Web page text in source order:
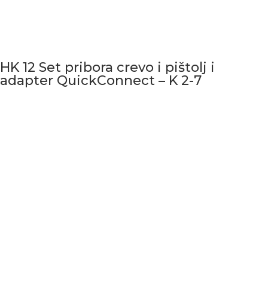
HK 12 Set pribora crevo i pištolj i
adapter QuickConnect – K 2-7